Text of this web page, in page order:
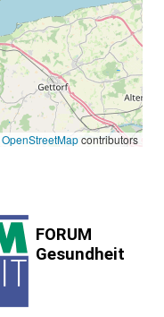
OpenStreetMapcontributors
FORUM
Gesundheit